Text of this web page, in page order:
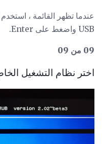
عندما تظهر القائمة ،
USB واضغط على Enter.
09 من 09
اختر نظام التشغيل